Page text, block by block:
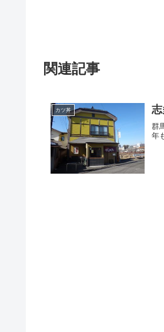
関連記事
カツ丼
群
年